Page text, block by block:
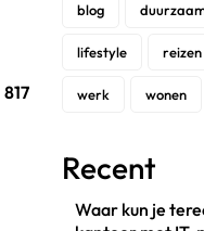
817
blog
lifestyle reizen
werk wonen
Recent
Waar kun je